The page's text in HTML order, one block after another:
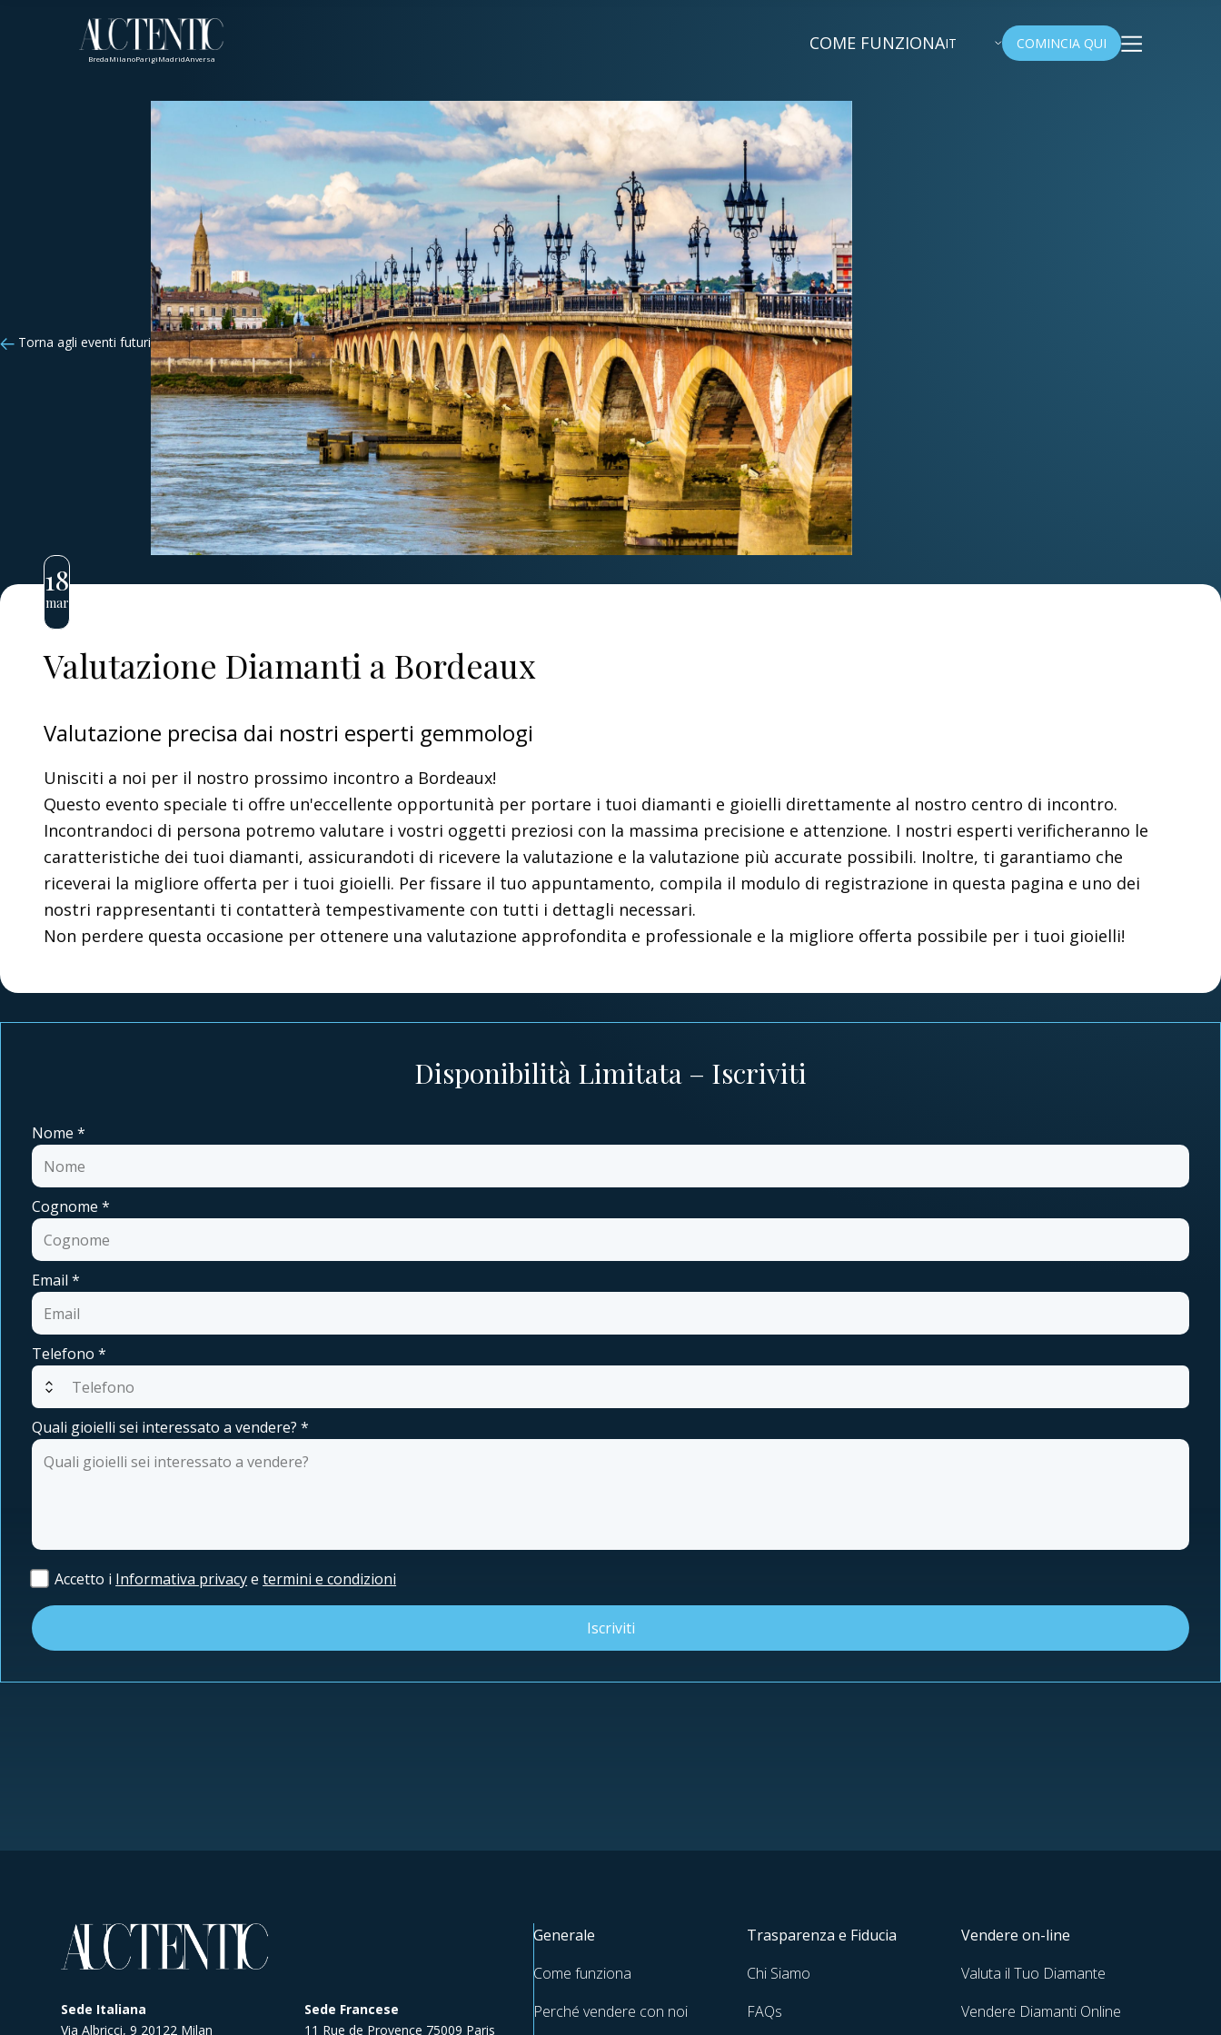
BredaMilanoParigiMadridAnversa
COME FUNZIONAIT COMINCIA QUI
Torna agli eventi futuri
18
mar
Valutazione Diamanti a Bordeaux
Valutazione precisa dai nostri esperti gemmologi
Unisciti a noi per il nostro prossimo incontro a Bordeaux!
Questo evento speciale ti offre un'eccellente opportunità per portare i tuoi diamanti e gioielli direttamente al nostro centro di incontro.
Incontrandoci di persona potremo valutare i vostri oggetti preziosi con la massima precisione e attenzione. I nostri esperti verificheranno le
caratteristiche dei tuoi diamanti, assicurandoti di ricevere la valutazione e la valutazione più accurate possibili. Inoltre, ti garantiamo che
riceverai la migliore offerta per i tuoi gioielli. Per fissare il tuo appuntamento, compila il modulo di registrazione in questa pagina e uno dei
nostri rappresentanti ti contatterà tempestivamente con tutti i dettagli necessari.
Non perdere questa occasione per ottenere una valutazione approfondita e professionale e la migliore offerta possibile per i tuoi gioielli!
Disponibilità Limitata – Iscriviti
Nome *
Cognome *
Email *
Telefono *
expand_all
Quali gioielli sei interessato a vendere? *
Accetto i Informativa privacyetermini e condizioni
Iscriviti
Sede Italiana
Via Albricci, 9 20122 Milan
Sede Francese
11 Rue de Provence 75009 Paris
Generale
Come funziona
Perché vendere con noi
Trasparenza e Fiducia
Chi Siamo
FAQs
Vendere on-line
Valuta il Tuo Diamante
Vendere Diamanti Online